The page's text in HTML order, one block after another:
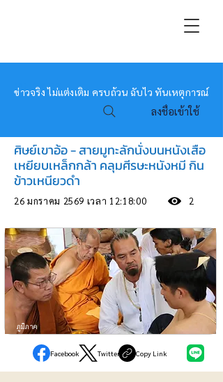
หมอข่าว
ข่าวจริง ไม่แต่งเติม ครบถ้วน ฉับไว ทันเหตุการณ์
ลงชื่อเข้าใช้
ศิษย์เขาอ้อ - สายมูทะลักนั่งบนหนังเสือ
เหยียบเหล็กกล้า คลุมศีรษะหนังหมี กิน
ข้าวเหนียวดำ
26 มกราคม 2569 เวลา 12:18:00 2
ภูมิภาค
Facebook Twitter Copy Link